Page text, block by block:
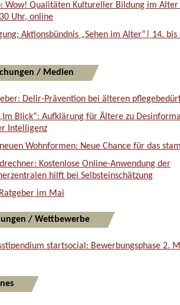
Wow! Qualitäten Kultureller Bildung im
Uhr, online
Aktionsbündnis „Sehen im Alter“| 14. bis
/ Medien
Delir-Prävention bei älteren
Blick“: Aufklärung für Ältere zu
Intelligenz
Wohnformen: Neue Chance für das
Kostenlose Online-Anwendung der
hilft bei Selbsteinschätzung
im Mai
/ Wettbewerbe
startsocial: Bewerbungsphase 2.